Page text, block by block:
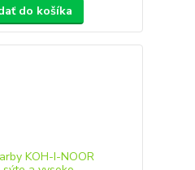
do košíka